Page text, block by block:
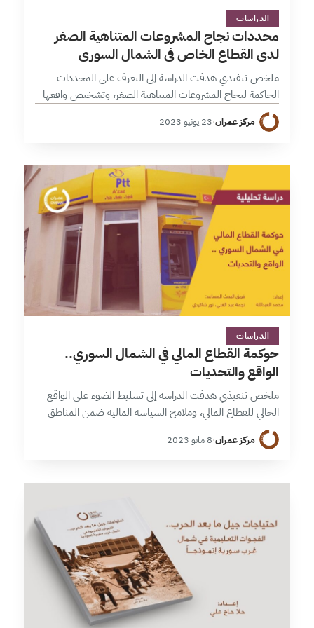
3 دقائق
الدراسات
محددات نجاح المشروعات المتناهية الصغر
لدى القطاع الخاص في الشمال السوري
ملخص تنفيذي هدفت الدراسة إلى التعرف على المحددات
الحاكمة لنجاح المشروعات المتناهية الصغر، وتشخيص واقعها
في الشمال السوري، والتعرف على نسبة تأثير كل من هذه
المحددات في نجاح أو فشل…
مركز عمران·23 يونيو 2023
3 دقائق
الدراسات
حوكمة القطاع المالي في الشمال السوري..
الواقع والتحديات
ملخص تنفيذي هدفت الدراسة إلى تسليط الضوء على الواقع
الحالي للقطاع المالي، وملامح السياسة المالية ضمن المناطق
الخاضعة للنفوذ التركي في الشمال السوري، والتعرف إلى طبيعة
العلاقات المالية بين هذه…
مركز عمران·8 مايو 2023